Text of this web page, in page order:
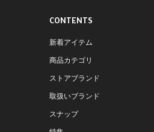
CONTENTS
新着アイテム
商品カテゴリ
ストアブランド
取扱いブランド
スナップ